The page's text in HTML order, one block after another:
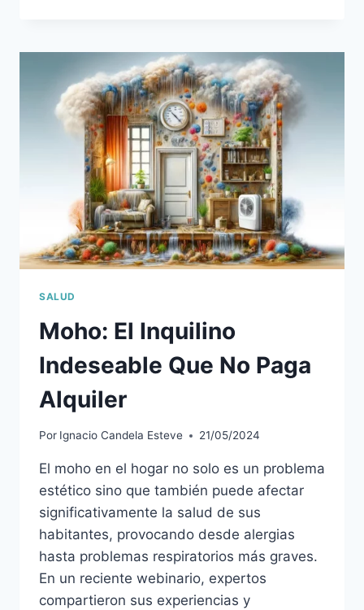
DE
LA
ELECTRICIDAD:
UN
MANUAL
PARA
EL
HOGAR
TÓXICO.
SALUD
Moho: El Inquilino
Indeseable Que No Paga
Alquiler
Por Ignacio Candela Esteve 21/05/2024
El moho en el hogar no solo es un problema
estético sino que también puede afectar
significativamente la salud de sus
habitantes, provocando desde alergias
hasta problemas respiratorios más graves.
En un reciente webinario, expertos
compartieron sus experiencias y